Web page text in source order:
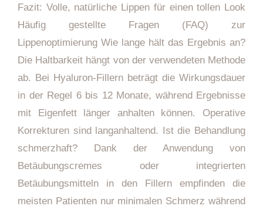
Fazit: Volle, natürliche Lippen für einen tollen Look
Häufig gestellte Fragen (FAQ) zur
Lippenoptimierung Wie lange hält das Ergebnis an?
Die Haltbarkeit hängt von der verwendeten Methode
ab. Bei Hyaluron-Fillern beträgt die Wirkungsdauer
in der Regel 6 bis 12 Monate, während Ergebnisse
mit Eigenfett länger anhalten können. Operative
Korrekturen sind langanhaltend. Ist die Behandlung
schmerzhaft? Dank der Anwendung von
Betäubungscremes oder integrierten
Betäubungsmitteln in den Fillern empfinden die
meisten Patienten nur minimalen Schmerz während